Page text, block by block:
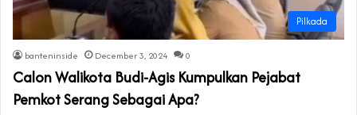
Pilkada
banteninside December 3, 2024 0
Calon Walikota Budi-Agis Kumpulkan Pejabat
Pemkot Serang Sebagai Apa?